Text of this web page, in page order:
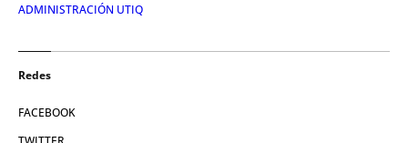
ADMINISTRACIÓN UTIQ
Redes
FACEBOOK